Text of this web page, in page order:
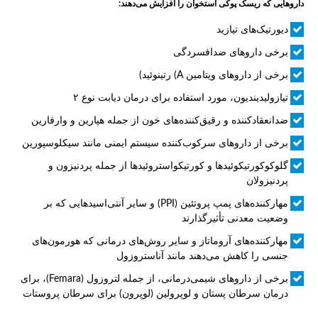
داروهایی که ریسک پوکی استخوان را افزایش می‌دهند:
دیورتیک‌های تیازید
برخی داروهای ضدافسردگی
برخی از داروهای ویتامین A) رتینوئید)
تیازولیدیندیون، مورد استفاده برای درمان دیابت نوع ۲
ضدانعقادکننده و رقیق‌کننده‌های خون از جمله هپارین و وارفارین
برخی از داروهای سرکوب‌کننده سیستم ایمنی مانند سیکلوسپورین
گلوکوکورتیکوئیدها و کورتیکواستروئیدها از جمله پردنیزون و
پردنیزولان
مهارکننده‌های پمپ پروتئین (PPI) و سایر آنتی‌اسیدهایی که بر
وضعیت معدنی تأثیرگذارند
مهارکننده‌های آروماتاز و سایر روش‌های درمانی که هورمون‌های
جنسی را کاهش می‌دهند مانند آناستروزول
برخی از داروهای شیمی‌درمانی، از جمله لتروزول (Femara)، برای
درمان سرطان پستان و لوپرولین (لوپرون) برای سرطان پروستات